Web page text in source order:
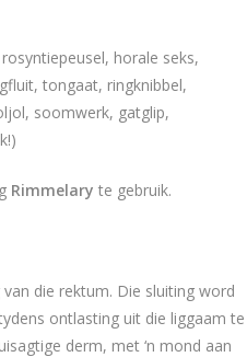
horale seks,
tongaat, ringknibbel,
soomwerk, gatglip,
Rimmelary te gebruik.
van die rektum. Die sluiting word
ontlasting uit die liggaam te
derm, met ‘n mond aan